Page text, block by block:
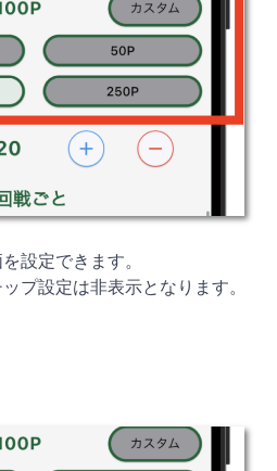
設定できます。
プ設定は非表示となります。